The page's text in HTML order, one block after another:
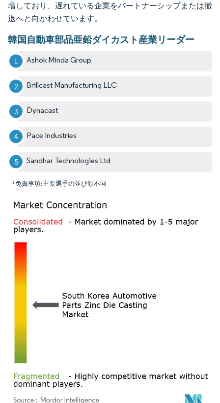
増しており、遅れている企業をパートナーシップまたは撤
退へと向かわせています。
韓国自動車部品亜鉛ダイカスト産業リーダー
Ashok Minda Group
Brillcast Manufacturing LLC
Dynacast
Pace Industries
Sandhar Technologies Ltd
*免責事項:主要選手の並び順不同